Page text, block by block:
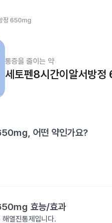
정 650mg
통증을 줄이는 약
세토펜8시간이알서방
, 어떤 약인가요?
효능/효과
열진통제입니다.